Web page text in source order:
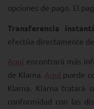
opciones de pago. El
Transferencia
efectúa directamente
Aquí encontrará más
de Klarna. Aquí puede
Klarna. Klarna tratará
conformidad con las